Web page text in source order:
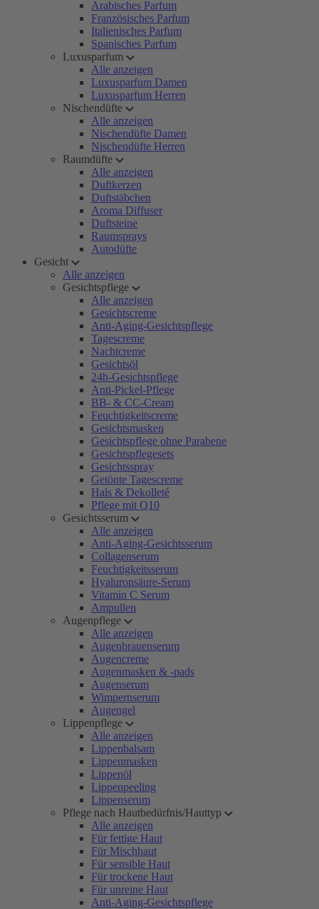
Arabisches Parfum
Französisches Parfum
Italienisches Parfum
Spanisches Parfum
Luxusparfum
Alle anzeigen
Luxusparfum Damen
Luxusparfum Herren
Nischendüfte
Alle anzeigen
Nischendüfte Damen
Nischendüfte Herren
Raumdüfte
Alle anzeigen
Duftkerzen
Duftstäbchen
Aroma Diffuser
Duftsteine
Raumsprays
Autodüfte
Gesicht
Alle anzeigen
Gesichtspflege
Alle anzeigen
Gesichtscreme
Anti-Aging-Gesichtspflege
Tagescreme
Nachtcreme
Gesichtsöl
24h-Gesichtspflege
Anti-Pickel-Pflege
BB- & CC-Cream
Feuchtigkeitscreme
Gesichtsmasken
Gesichtspflege ohne Parabene
Gesichtspflegesets
Gesichtsspray
Getönte Tagescreme
Hals & Dekolleté
Pflege mit Q10
Gesichtsserum
Alle anzeigen
Anti-Aging-Gesichtsserum
Collagenserum
Feuchtigkeitsserum
Hyaluronsäure-Serum
Vitamin C Serum
Ampullen
Augenpflege
Alle anzeigen
Augenbrauenserum
Augencreme
Augenmasken & -pads
Augenserum
Wimpernserum
Augengel
Lippenpflege
Alle anzeigen
Lippenbalsam
Lippenmasken
Lippenöl
Lippenpeeling
Lippenserum
Pflege nach Hautbedürfnis/Hauttyp
Alle anzeigen
Für fettige Haut
Für Mischhaut
Für sensible Haut
Für trockene Haut
Für unreine Haut
Anti-Aging-Gesichtspflege